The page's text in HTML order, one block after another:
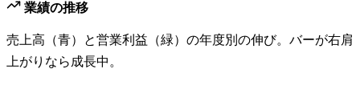
業績の推移
売上高（青）と営業利益（緑）の年度別の伸び。バーが右肩
上がりなら成長中。